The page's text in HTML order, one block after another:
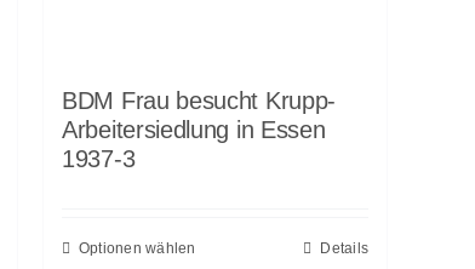
BDM Frau besucht Krupp-
Arbeitersiedlung in Essen
1937-3
Optionen wählen Details